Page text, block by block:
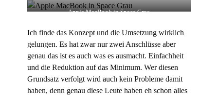
Apple MacBook in Space Grau
Ich finde das Konzept und die Umsetzung wirklich
gelungen. Es hat zwar nur zwei Anschlüsse aber
genau das ist es auch was es ausmacht. Einfachheit
und die Reduktion auf das Minimum. Wer diesen
Grundsatz verfolgt wird auch kein Probleme damit
haben, denn genau diese Leute haben eh schon alles